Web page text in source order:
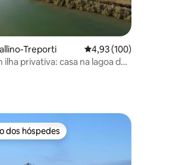
de 5, 17 avaliações
Treporti 4,93 de uma avaliação
4,93 (100)
ilha privativa: casa na lagoa do
dos hóspedes
dos hóspedes